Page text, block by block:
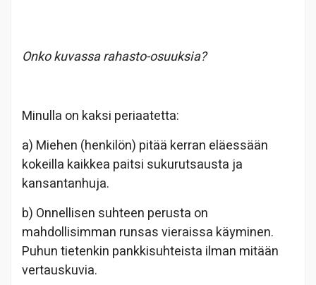
Onko kuvassa rahasto-osuuksia?
Minulla on kaksi periaatetta:
a) Miehen (henkilön) pitää kerran eläessään
kokeilla kaikkea paitsi sukurutsausta ja
kansantanhuja.
b) Onnellisen suhteen perusta on
mahdollisimman runsas vieraissa käyminen.
Puhun tietenkin pankkisuhteista ilman mitään
vertauskuvia.